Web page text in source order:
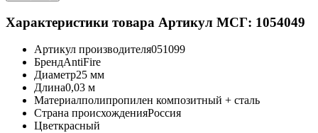
Характеристики товара Артикул МСГ: 1054049
Артикул производителя051099
БрендAntiFire
Диаметр25 мм
Длина0,03 м
Материалполипропилен композитный + сталь
Страна происхожденияРоссия
Цветкрасный